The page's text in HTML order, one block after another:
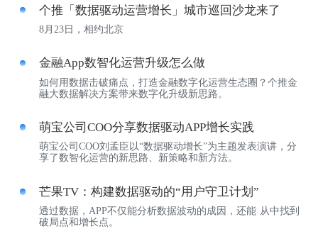
个推「数据驱动运营增长」城市巡回沙龙来了
8月23日，相约北京
金融App数智化运营升级怎么做
如何用数据击破痛点，打造金融数字化运营生态圈？个推金
融大数据解决方案带来数字化升级新思路。
萌宝公司COO分享数据驱动APP增长实践
萌宝公司COO刘孟臣以“数据驱动增长”为主题发表演讲，分
享了数智化运营的新思路、新策略和新方法。
芒果TV：构建数据驱动的“用户守卫计划”
透过数据，APP不仅能分析数据波动的成因，还能 从中找到
破局点和增长点。